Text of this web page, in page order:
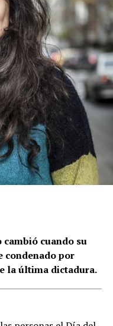
cambió cuando su
condenado por
la última dictadura.